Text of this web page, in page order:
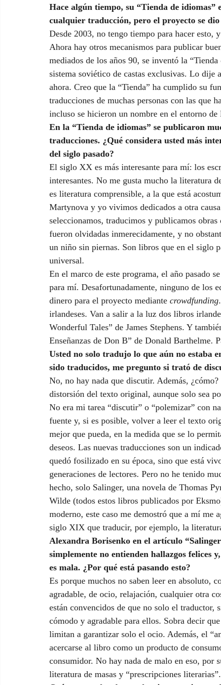
Hace algún tiempo, su “Tienda de
cualquier traducción, pero el proyecto se
Desde 2003, no tengo tiempo para hacer esto,
Ahora hay otros mecanismos para publicar
mediados de los años 90, se inventó la
sistema soviético de castas exclusivas. Lo dije
ahora. Creo que la “Tienda” ha cumplido su
traducciones de muchas personas con las que
incluso se hicieron un nombre en el entorno
En la “Tienda de idiomas” se publicaron
traducciones. ¿Qué considera usted más
del siglo pasado?
El siglo XX es más interesante para mí: los
interesantes. No me gusta mucho la literatura
es literatura comprensible, a la que está
Martynova y yo vivimos dedicados a otra
seleccionamos, traducimos y publicamos
fueron olvidadas inmerecidamente, y no
un niño sin piernas. Son libros que en el siglo
universal.
En el marco de este programa, el año pasado
para mí. Desafortunadamente, ninguno de los
dinero para el proyecto mediante crowdfunding
irlandeses. Van a salir a la luz dos libros
Wonderful Tales” de James Stephens. Y
Enseñanzas de Don B” de Donald Barthelme.
Usted no solo tradujo lo que aún no estaba
sido traducidos, me pregunto si trató de
No, no hay nada que discutir. Además,
distorsión del texto original, aunque solo sea
No era mi tarea “discutir” o “polemizar” con
fuente y, si es posible, volver a leer el texto
mejor que pueda, en la medida que se lo
deseos. Las nuevas traducciones son un
quedó fosilizado en su época, sino que está
generaciones de lectores. Pero no he tenido
hecho, solo Salinger, una novela de Thomas
Wilde (todos estos libros publicados por
moderno, este caso me demostró que a mí
siglo XIX que traducir, por ejemplo, la
Alexandra Borisenko en el artículo
simplemente no entienden hallazgos felices
es mala. ¿Por qué está pasando esto?
Es porque muchos no saben leer en absoluto,
agradable, de ocio, relajación, cualquier otra
están convencidos de que no solo el
cómodo y agradable para ellos. Sobra decir
limitan a garantizar solo el ocio. Además, el
acercarse al libro como un producto de
consumidor. No hay nada de malo en eso, por
literatura de masas y “prescripciones